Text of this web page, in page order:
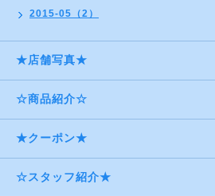
2015-05（2）
★店舗写真★
☆商品紹介☆
★クーポン★
☆スタッフ紹介★